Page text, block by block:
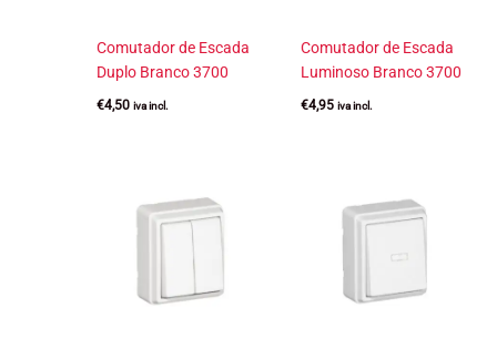
Comutador de Escada
Duplo Branco 3700
€4,50 iva incl.
Comutador de Escada
Luminoso Branco 3700
€4,95 iva incl.